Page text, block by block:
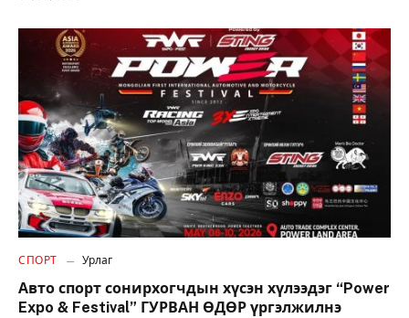
СПОРТ Урлаг
Авто спорт сонирхогчдын хүсэн хүлээдэг “Power
Expo & Festival” ГУРВАН ӨДӨР үргэлжилнэ